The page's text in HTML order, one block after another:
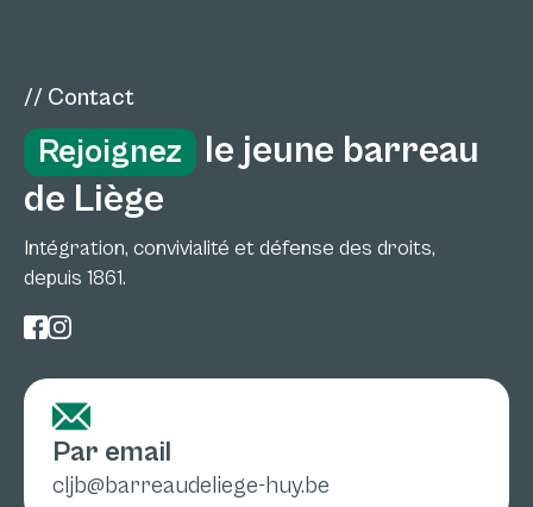
// Contact
Rejoignez
le jeune barreau
de Liège
Intégration, convivialité et défense des droits,
depuis 1861.
Par email
cljb@barreaudeliege-huy.be